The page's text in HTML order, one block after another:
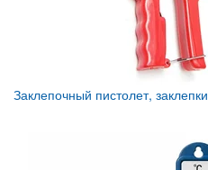
Заклепочный пистолет, заклепки